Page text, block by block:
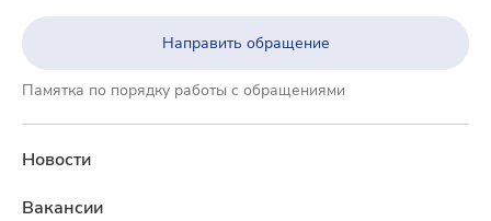
Направить обращение
Памятка по порядку работы с обращениями
Новости
Вакансии